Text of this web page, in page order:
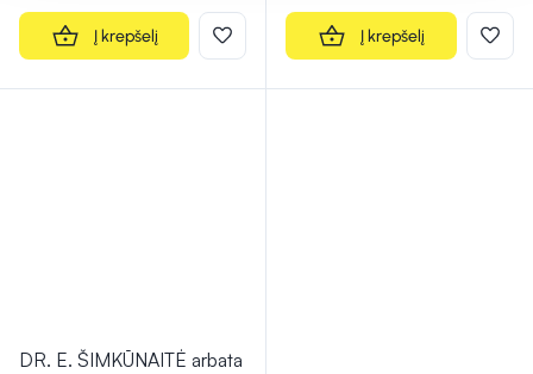
Į krepšelį Į krepšelį
DR. E. ŠIMKŪNAITĖ arbata